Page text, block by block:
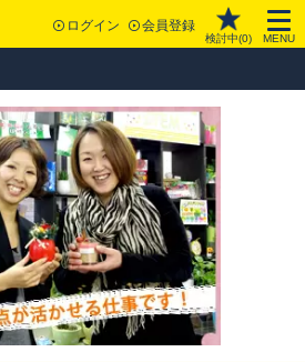
ログイン 会員登録
検討中(0) MENU